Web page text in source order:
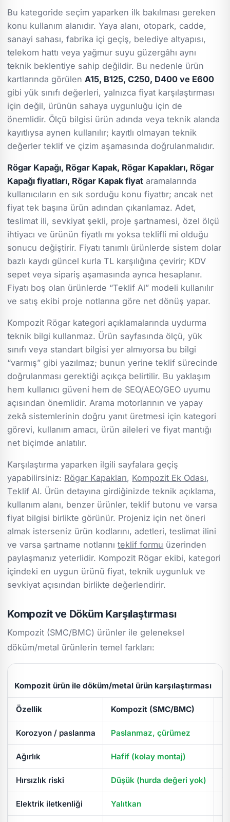
Bu kategoride seçim yaparken ilk bakılması gereken
konu kullanım alanıdır. Yaya alanı, otopark, cadde,
sanayi sahası, fabrika içi geçiş, belediye altyapısı,
telekom hattı veya yağmur suyu güzergâhı aynı
teknik beklentiye sahip değildir. Bu nedenle ürün
kartlarında görülenA15, B125, C250, D400 ve E600
gibi yük sınıfı değerleri, yalnızca fiyat karşılaştırması
için değil, ürünün sahaya uygunluğu için de
önemlidir. Ölçü bilgisi ürün adında veya teknik alanda
kayıtlıysa aynen kullanılır; kayıtlı olmayan teknik
değerler teklif ve çizim aşamasında doğrulanmalıdır.
Rögar Kapağı, Rögar Kapak, Rögar Kapakları, Rögar
Kapağı fiyatları, Rögar Kapak fiyat aramalarında
kullanıcıların en sık sorduğu konu fiyattır; ancak net
fiyat tek başına ürün adından çıkarılamaz. Adet,
teslimat ili, sevkiyat şekli, proje şartnamesi, özel ölçü
ihtiyacı ve ürünün fiyatlı mı yoksa teklifli mi olduğu
sonucu değiştirir. Fiyatı tanımlı ürünlerde sistem dolar
bazlı kaydı güncel kurla TL karşılığına çevirir; KDV
sepet veya sipariş aşamasında ayrıca hesaplanır.
Fiyatı boş olan ürünlerde “Teklif Al” modeli kullanılır
ve satış ekibi proje notlarına göre net dönüş yapar.
Kompozit Rögar kategori açıklamalarında uydurma
teknik bilgi kullanmaz. Ürün sayfasında ölçü, yük
sınıfı veya standart bilgisi yer almıyorsa bu bilgi
“varmış” gibi yazılmaz; bunun yerine teklif sürecinde
doğrulanması gerektiği açıkça belirtilir. Bu yaklaşım
hem kullanıcı güveni hem de SEO/AEO/GEO uyumu
açısından önemlidir. Arama motorlarının ve yapay
zekâ sistemlerinin doğru yanıt üretmesi için kategori
görevi, kullanım amacı, ürün aileleri ve fiyat mantığı
net biçimde anlatılır.
Karşılaştırma yaparken ilgili sayfalara geçiş
yapabilirsiniz: Rögar Kapakları, Kompozit Ek Odası,
Teklif Al. Ürün detayına girdiğinizde teknik açıklama,
kullanım alanı, benzer ürünler, teklif butonu ve varsa
fiyat bilgisi birlikte görünür. Projeniz için net öneri
almak isterseniz ürün kodlarını, adetleri, teslimat ilini
ve varsa şartname notlarınıteklif formu üzerinden
paylaşmanız yeterlidir. Kompozit Rögar ekibi, kategori
içindeki en uygun ürünü fiyat, teknik uygunluk ve
sevkiyat açısından birlikte değerlendirir.
Kompozit ve Döküm Karşılaştırması
Kompozit (SMC/BMC) ürünler ile geleneksel
döküm/metal ürünlerin temel farkları:
Kompozit ürün ile döküm/metal ürün karşılaştırması
Özellik Kompozit (SMC/BMC)
Korozyon / paslanma Paslanmaz, çürümez
Ağırlık Hafif (kolay montaj)
Hırsızlık riski Düşük (hurda değeri yok)
Elektrik iletkenliği Yalıtkan